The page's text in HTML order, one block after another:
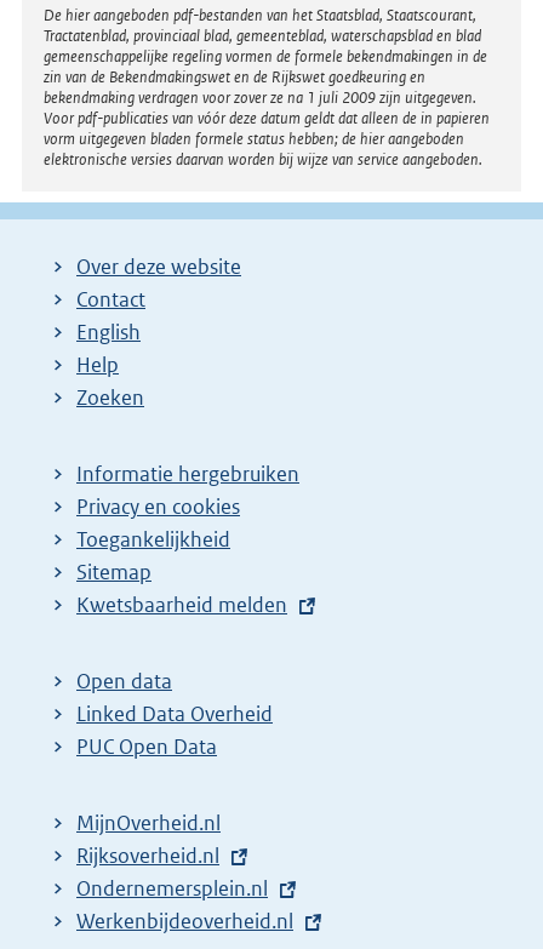
Disclaimer
De hier aangeboden pdf-bestanden van het Staatsblad, Staatscourant,
Tractatenblad, provinciaal blad, gemeenteblad, waterschapsblad en blad
gemeenschappelijke regeling vormen de formele bekendmakingen in de
zin van de Bekendmakingswet en de Rijkswet goedkeuring en
bekendmaking verdragen voor zover ze na 1 juli 2009 zijn uitgegeven.
Voor pdf-publicaties van vóór deze datum geldt dat alleen de in papieren
vorm uitgegeven bladen formele status hebben; de hier aangeboden
elektronische versies daarvan worden bij wijze van service aangeboden.
Over deze website
Contact
English
Help
Zoeken
Informatie hergebruiken
Privacy en cookies
Toegankelijkheid
Sitemap
E
t
e
r
l
i
n
k
Kwetsbaarheid melden
Open data
Linked Data Overheid
PUC Open Data
MijnOverheid.nl
E
x
t
Rijksoverheid.nl
E
x
Ondernemersplein.nl
E
Werkenbijdeoverheid.nl